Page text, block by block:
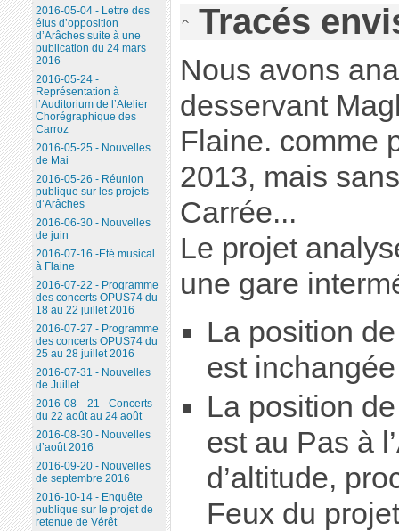
Tracés
Nous avons
desservant
Flaine. comme
2013, mais
Carrée...
Le projet
une gare
La position
est
La position
est au Pas à
d’altitude,
Feux du
2016-05-04 - Lettre des
élus d’opposition
d’Arâches suite à une
publication du 24 mars
2016
2016-05-24 -
Représentation à
l’Auditorium de l’Atelier
Chorégraphique des
Carroz
2016-05-25 - Nouvelles
de Mai
2016-05-26 - Réunion
publique sur les projets
d’Arâches
2016-06-30 - Nouvelles
de juin
2016-07-16 -Eté musical
à Flaine
2016-07-22 - Programme
des concerts OPUS74 du
18 au 22 juillet 2016
2016-07-27 - Programme
des concerts OPUS74 du
25 au 28 juillet 2016
2016-07-31 - Nouvelles
de Juillet
2016-08—21 - Concerts
du 22 août au 24 août
2016-08-30 - Nouvelles
d’août 2016
2016-09-20 - Nouvelles
de septembre 2016
2016-10-14 - Enquête
publique sur le projet de
retenue de Vérêt